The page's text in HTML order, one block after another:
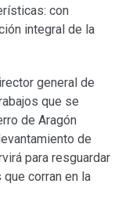
con
integral de la
general de
que se
de Aragón
de
para resguardar
corran en la